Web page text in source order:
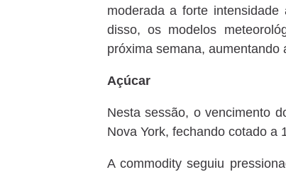
moderada a forte
disso, os modelos
próxima semana,
Açúcar
Nesta sessão, o vencimento
Nova York, fechando cotado a
A commodity seguiu